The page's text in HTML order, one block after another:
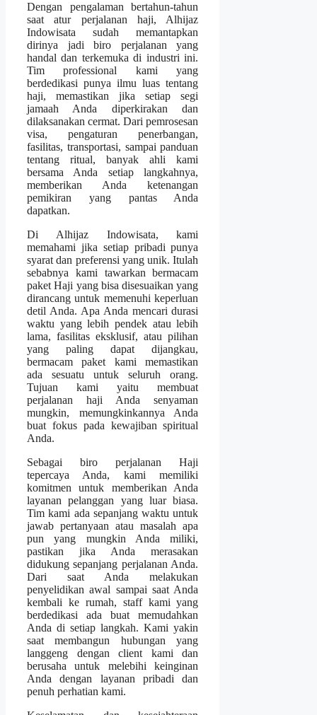
Dengan pengalaman bertahun-tahun
saat atur perjalanan haji, Alhijaz
Indowisata sudah memantapkan
dirinya jadi biro perjalanan yang
handal dan terkemuka di industri ini.
Tim professional kami yang
berdedikasi punya ilmu luas tentang
haji, memastikan jika setiap segi
jamaah Anda diperkirakan dan
dilaksanakan cermat. Dari pemrosesan
visa, pengaturan penerbangan,
fasilitas, transportasi, sampai panduan
tentang ritual, banyak ahli kami
bersama Anda setiap langkahnya,
memberikan Anda ketenangan
pemikiran yang pantas Anda
dapatkan.
Di Alhijaz Indowisata, kami
memahami jika setiap pribadi punya
syarat dan preferensi yang unik. Itulah
sebabnya kami tawarkan bermacam
paket Haji yang bisa disesuaikan yang
dirancang untuk memenuhi keperluan
detil Anda. Apa Anda mencari durasi
waktu yang lebih pendek atau lebih
lama, fasilitas eksklusif, atau pilihan
yang paling dapat dijangkau,
bermacam paket kami memastikan
ada sesuatu untuk seluruh orang.
Tujuan kami yaitu membuat
perjalanan haji Anda senyaman
mungkin, memungkinkannya Anda
buat fokus pada kewajiban spiritual
Anda.
Sebagai biro perjalanan Haji
tepercaya Anda, kami memiliki
komitmen untuk memberikan Anda
layanan pelanggan yang luar biasa.
Tim kami ada sepanjang waktu untuk
jawab pertanyaan atau masalah apa
pun yang mungkin Anda miliki,
pastikan jika Anda merasakan
didukung sepanjang perjalanan Anda.
Dari saat Anda melakukan
penyelidikan awal sampai saat Anda
kembali ke rumah, staff kami yang
berdedikasi ada buat memudahkan
Anda di setiap langkah. Kami yakin
saat membangun hubungan yang
langgeng dengan client kami dan
berusaha untuk melebihi keinginan
Anda dengan layanan pribadi dan
penuh perhatian kami.